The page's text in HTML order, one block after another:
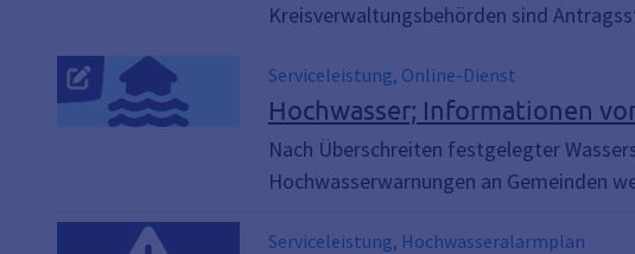
Kreisverwaltungsbehörden sind
Serviceleistung, Online-Dienst
Hochwasser; Informationen
Nach Überschreiten festgelegter
Hochwasserwarnungen an Gemeinden
Serviceleistung, Hochwasseralarmplan